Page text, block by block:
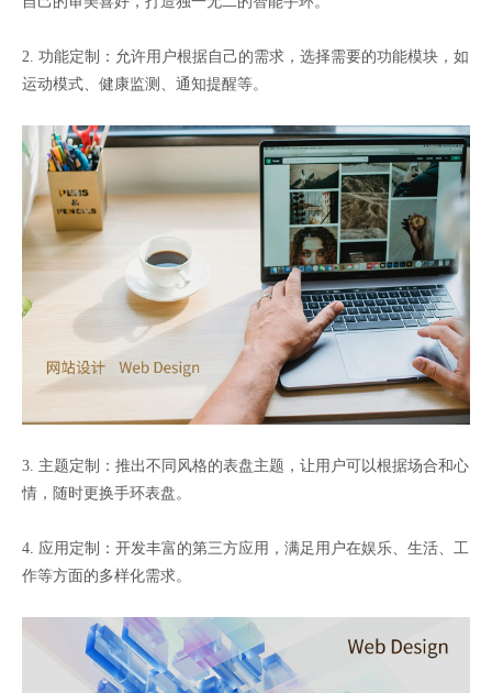
2. 功能定制：允许用户根据自己的需求，选择需要的功能模块，如
运动模式、健康监测、通知提醒等。
3. 主题定制：推出不同风格的表盘主题，让用户可以根据场合和心
情，随时更换手环表盘。
4. 应用定制：开发丰富的第三方应用，满足用户在娱乐、生活、工
作等方面的多样化需求。